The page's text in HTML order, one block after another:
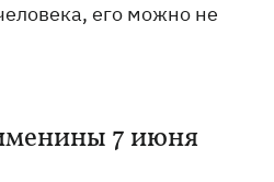
его можно не
7 июня